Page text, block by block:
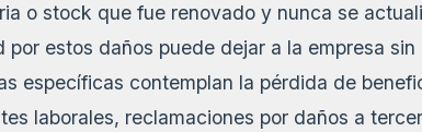
o stock que fue renovado y nunca se
por estos daños puede dejar a la empresa
específicas contemplan la pérdida de
laborales, reclamaciones por daños a